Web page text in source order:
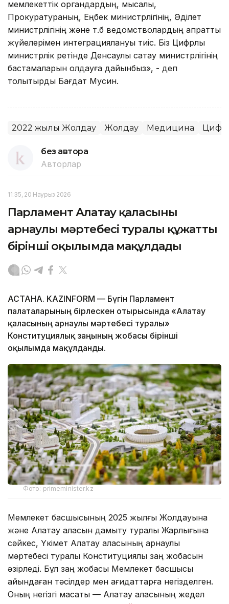
мемлекеттік органдардың, мысалы,
Прокуратураның, Еңбек министрлігінің, Әділет
министрлігінің және т.б ведомстволардың ақпраттық
жүйелерімен интеграциялануы тиіс. Біз Цифрлық
министрлік ретінде Денсаулық сақтау министрлігінің
бастамаларын қолдауға дайынбыз», - деп
толықтырды Бағдат Мусин.
2022 жылғы Жолдау Жолдау Медицина
без автора
Авторлар
11:35, 20 Наурыз 2026
Парламент Алатау қаласының
арнаулы мәртебесі туралы құжатты
бірінші оқылымда мақұлдады
АСТАНА. KAZINFORM — Бүгін Парламент
палаталарының бірлескен отырысында «Алатау
қаласының арнаулы мәртебесі туралы»
Конституциялық заңының жобасы бірінші
оқылымда мақұлданды.
Фото: primeminister.kz
Мемлекет басшысының 2025 жылғы Жолдауына
және Алатау қаласын дамыту туралы Жарлығына
сәйкес, Үкімет Алатау қаласының арнаулы
мәртебесі туралы Конституциялық заң жобасын
әзірледі. Бұл заң жобасы Мемлекет басшысы
айқындаған тәсілдер мен қағидаттарға негізделген.
Оның негізгі мақсаты — Алатау қаласының жедел